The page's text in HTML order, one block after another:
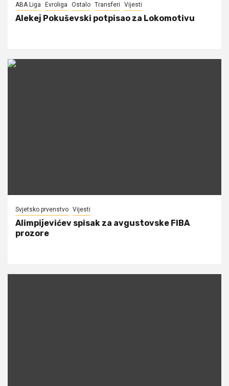
ABA Liga Evroliga Ostalo Transferi Vijesti
Alekej Pokuševski potpisao za Lokomotivu
Svjetsko prvenstvo Vijesti
Alimpijevićev spisak za avgustovske FIBA
prozore